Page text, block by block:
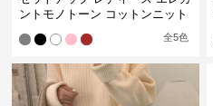
ントモノトーン コットンニット
全5色